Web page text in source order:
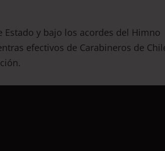
y bajo los acordes del Himno
efectivos de Carabineros de